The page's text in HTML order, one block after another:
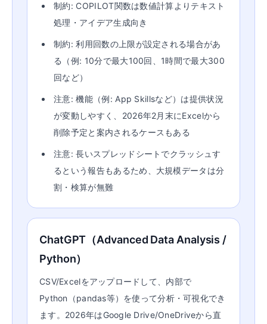
制約: COPILOT関数は数値計算よりテキスト
処理・アイデア生成向き
制約: 利用回数の上限が設定される場合があ
る（例: 10分で最大100回、1時間で最大300
回など）
注意: 機能（例: App Skillsなど）は提供状況
が変動しやすく、2026年2月末にExcelから
削除予定と案内されるケースもある
注意: 長いスプレッドシートでクラッシュす
るという報告もあるため、大規模データは分
割・検算が無難
ChatGPT（Advanced Data Analysis /
Python）
CSV/Excelをアップロードして、内部で
Python（pandas等）を使って分析・可視化でき
ます。2026年はGoogle Drive/OneDriveから直